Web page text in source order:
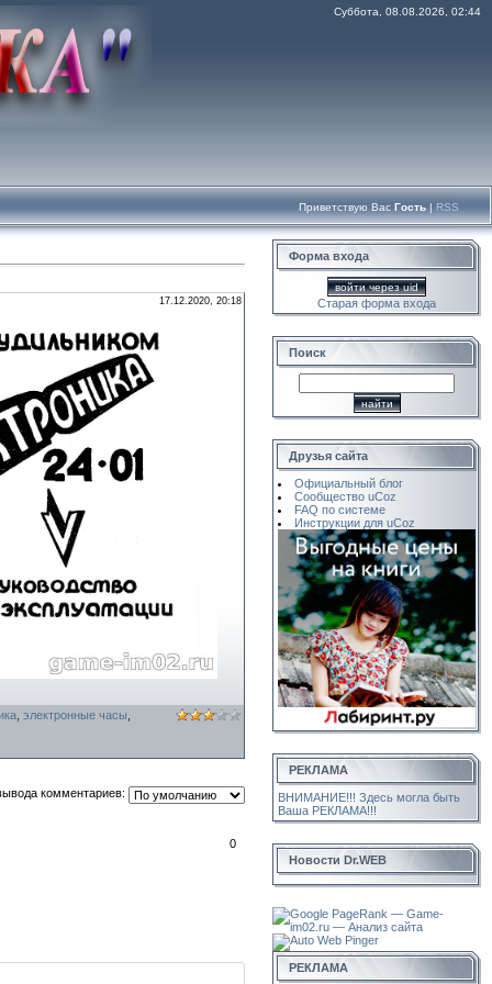
Суббота, 08.08.2026, 02:44
Приветствую Вас Гость | RSS
17.12.2020, 20:18
электронные часы
комментариев:
0
Форма входа
войти через uid
Старая форма входа
Поиск
Друзья сайта
Официальный блог
Сообщество uCoz
FAQ по системе
Инструкции для uCoz
РЕКЛАМА
ВНИМАНИЕ!!! Здесь могла быть
Ваша РЕКЛАМА!!!
Новости Dr.WEB
РЕКЛАМА